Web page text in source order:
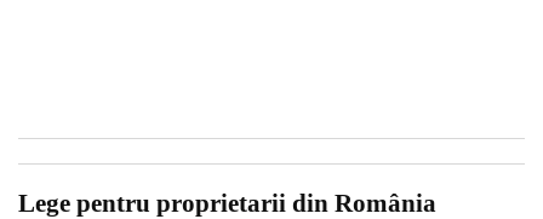
Lege pentru proprietarii din România